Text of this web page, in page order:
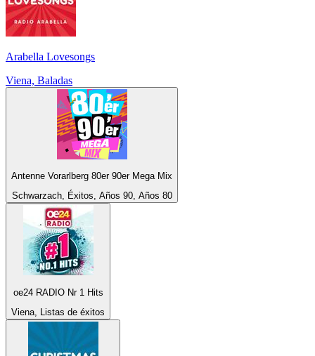
Arabella Lovesongs
Viena, Baladas
Antenne Vorarlberg 80er 90er Mega Mix
Schwarzach, Éxitos, Años 90, Años 80
oe24 RADIO Nr 1 Hits
Viena, Listas de éxitos